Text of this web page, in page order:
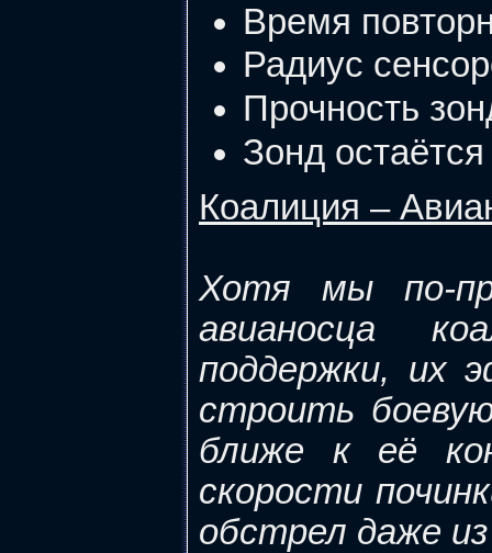
Время
Радиус
Прочность
Зонд
Коалиция –
Хотя мы по-
авианосца
поддержки, их
строить
ближе к её
скорости
обстрел даже